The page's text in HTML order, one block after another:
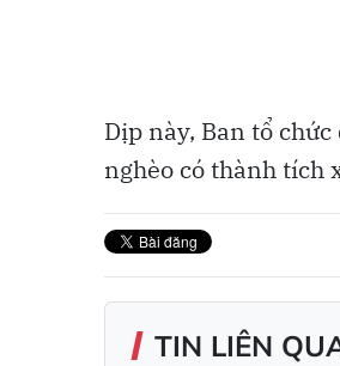
Dịp này, Ban tổ
nghèo có thành tích
TIN LIÊN